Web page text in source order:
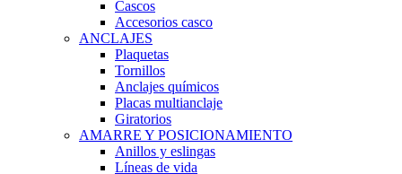
Cascos
Accesorios casco
ANCLAJES
Plaquetas
Tornillos
Anclajes químicos
Placas multianclaje
Giratorios
AMARRE Y POSICIONAMIENTO
Anillos y eslingas
Líneas de vida